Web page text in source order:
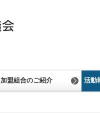
加盟組合のご紹介 活動